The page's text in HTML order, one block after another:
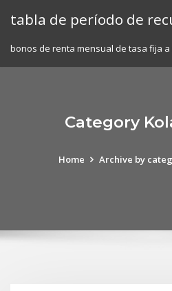
tabla de período de
bonos de renta mensual de tasa fija
Category
Home Archive by